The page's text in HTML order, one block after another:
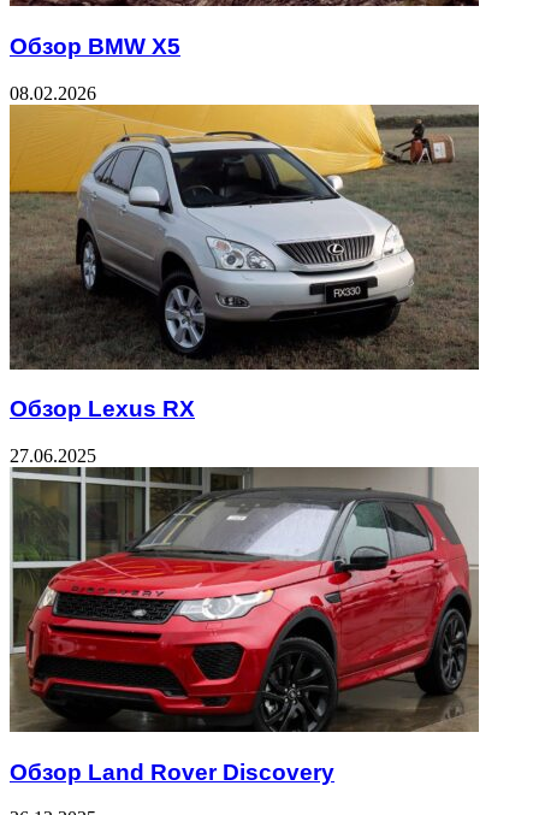
Обзор BMW X5
08.02.2026
Обзор Lexus RX
27.06.2025
Обзор Land Rover Discovery